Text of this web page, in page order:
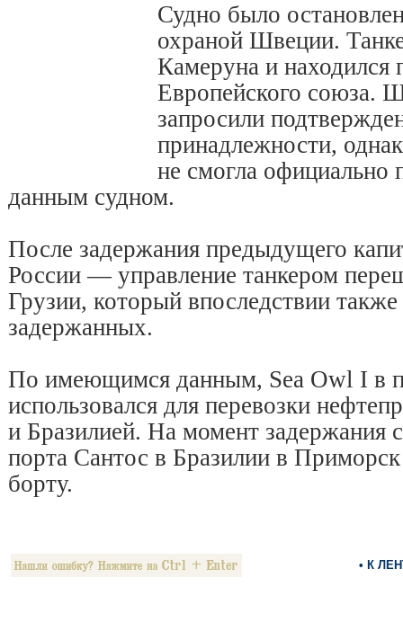
Судно было
охраной Швеции.
Камеруна и находился
Европейского союза.
запросили
принадлежности,
не смогла официально
данным судном.
После задержания предыдущего
России — управление танкером
Грузии, который впоследствии также
задержанных.
По имеющимся данным, Sea Owl I в
использовался для перевозки
и Бразилией. На момент задержания
порта Сантос в Бразилии в
борту.
• К